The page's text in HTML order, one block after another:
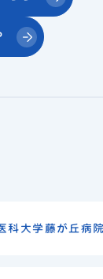
科大学藤が丘病院